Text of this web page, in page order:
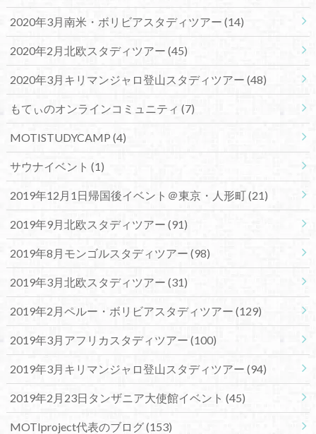
2020年3月南米・ボリビアスタディツアー (14)
2020年2月北欧スタディツアー (45)
2020年3月キリマンジャロ登山スタディツアー (48)
もてぃのオンラインコミュニティ (7)
MOTISTUDYCAMP (4)
サウナイベント (1)
2019年12月1日帰国後イベント＠東京・人形町(21)
2019年9月北欧スタディツアー (91)
2019年8月モンゴルスタディツアー (98)
2019年3月北欧スタディツアー (31)
2019年2月ペルー・ボリビアスタディツアー (129)
2019年3月アフリカスタディツアー (100)
2019年3月キリマンジャロ登山スタディツアー (94)
2019年2月23日タンザニア大使館イベント (45)
MOTIproject代表のブログ(153)